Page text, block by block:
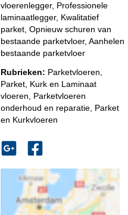
vloerenlegger, Professionele
laminaatlegger, Kwalitatief
parket, Opnieuw schuren van
bestaande parketvloer, Aanhelen
bestaande parketvloer
Rubrieken: Parketvloeren
Parket, Kurk en Laminaat
vloeren
Parketvloeren
onderhoud en reparatie Parket
en Kurkvloeren